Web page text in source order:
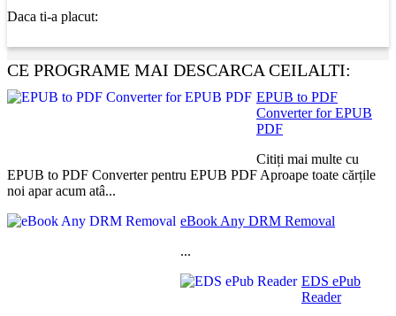
Daca ti-a placut:
CE PROGRAME MAI DESCARCA CEILALTI:
EPUB to PDF
Converter for EPUB
PDF
Citiți mai multe cu
EPUB to PDF Converter pentru EPUB PDF Aproape toate cărțile
noi apar acum atâ...
eBook Any DRM Removal
...
EDS ePub
Reader